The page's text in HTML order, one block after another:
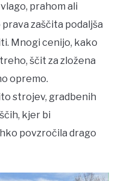
prahom ali
zaščita podaljša
Mnogi cenijo, kako
ščit za zložena
opremo.
strojev, gradbenih
kjer bi
povzročila drago